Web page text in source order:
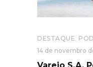
DESTAQUE,
14 de novembro